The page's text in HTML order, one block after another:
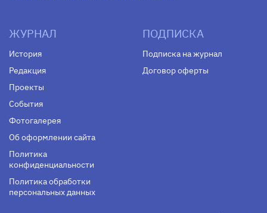
ЖУРНАЛ
История
Редакция
Проекты
События
Фотогалерея
Об оформлении сайта
Политика
конфиденциальности
Политика обработки
персональных данных
ПОДПИСКА
Подписка на журнал
Договор оферты